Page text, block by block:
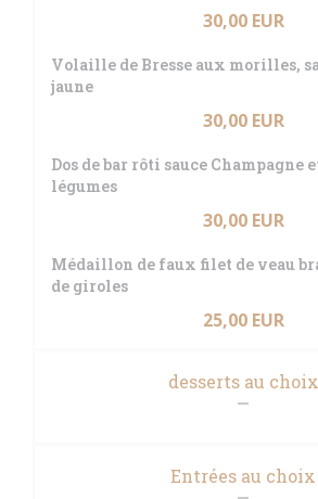
30,00 EUR
Volaille de Bresse aux morilles,
jaune
30,00 EUR
Dos de bar rôti sauce Champagne
légumes
30,00 EUR
Médaillon de faux filet de veau
de giroles
25,00 EUR
desserts au choix
Entrées au choix